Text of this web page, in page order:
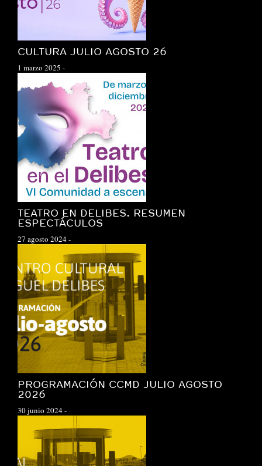
CULTURA JULIO AGOSTO 26
1 marzo 2025 -
TEATRO EN DELIBES. RESUMEN
ESPECTÁCULOS
27 agosto 2024-
PROGRAMACIÓN CCMD JULIO AGOSTO
2026
30 junio 2024-